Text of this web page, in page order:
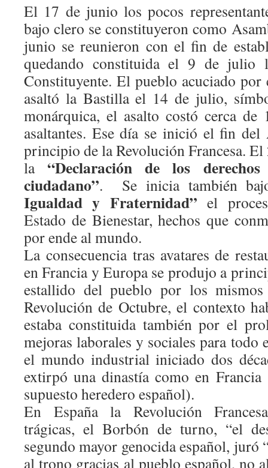
El 17 de junio los pocos
bajo clero se constituyeron como
junio se reunieron con el fin de
quedando constituida el 9 de julio
Constituyente. El pueblo acuciado
asaltó la Bastilla el 14 de julio,
monárquica, el asalto costó cerca
asaltantes. Ese día se inició el fin
principio de la Revolución Francesa. El
la“Declaración de los
ciudadano”. Se inicia también
Igualdad y Fraternidad” el
Estado de Bienestar, hechos que
por ende al mundo.
La consecuencia tras avatares de
en Francia y Europa se produjo a
estallido del pueblo por los
Revolución de Octubre, el contexto
estaba constituida también por el
mejoras laborales y sociales para todo
el mundo industrial iniciado dos
extirpó una dinastía como en
supuesto heredero español).
En España la Revolución
trágicas, el Borbón de turno, “el
segundo mayor genocida español, juró
al trono gracias al pueblo español, no